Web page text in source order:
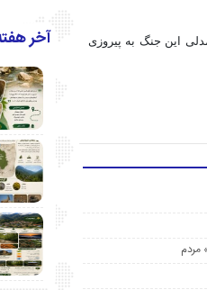
این جنگ به پیروزی
آخر